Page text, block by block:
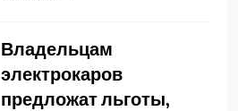
Владельцам
электрокаров
предложат льготы,